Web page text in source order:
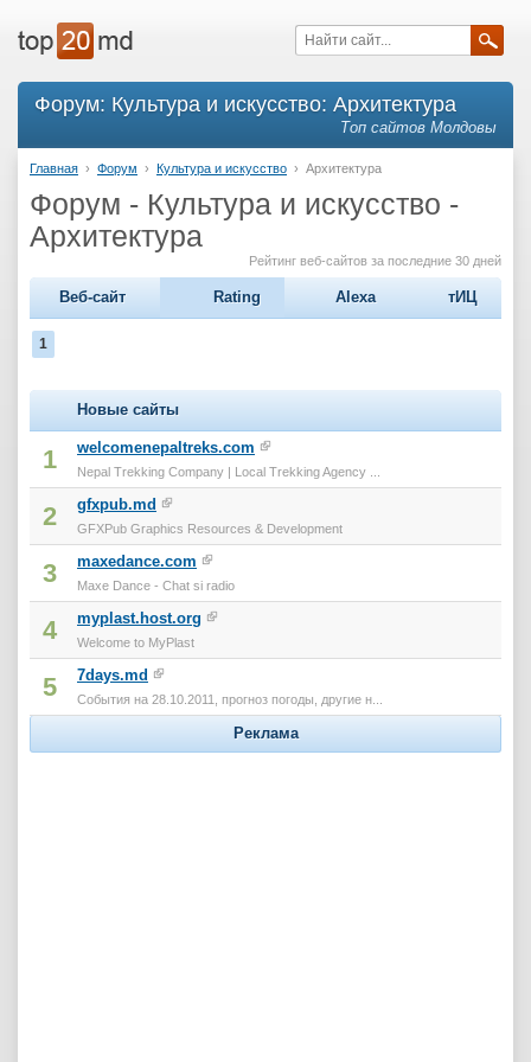
Форум: Культура и искусство: Архитектура
Топ сайтов Молдовы
Главная › Форум › Культура и искусство › Архитектура
Форум - Культура и искусство -
Архитектура
Рейтинг веб-сайтов за последние 30 дней
Веб-сайт Rating Alexa тИЦ
1
Новые сайты
1 welcomenepaltreks.com
Nepal Trekking Company | Local Trekking Agency ...
2 gfxpub.md
GFXPub Graphics Resources & Development
3 maxedance.com
Maxe Dance - Chat si radio
4 myplast.host.org
Welcome to MyPlast
5 7days.md
События на 28.10.2011, прогноз погоды, другие н...
Реклама